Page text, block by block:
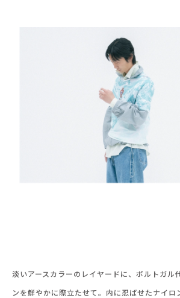
淡いアースカラーのレイヤードに、ポルトガル
ンを鮮やかに際立たせて。内に忍ばせたナイロ